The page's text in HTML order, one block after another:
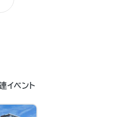
イベント